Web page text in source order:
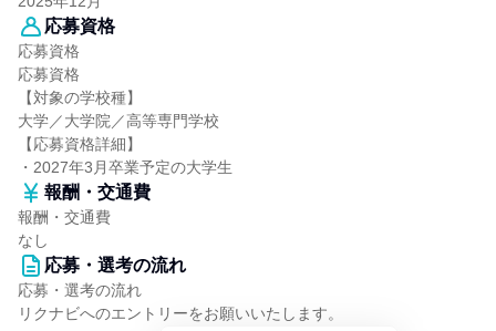
応募資格
応募資格
応募資格
【対象の学校種】
大学／大学院／高等専門学校
【応募資格詳細】
・2027年3月卒業予定の大学生
報酬・交通費
報酬・交通費
なし
応募・選考の流れ
応募・選考の流れ
リクナビへのエントリーをお願いいたします。